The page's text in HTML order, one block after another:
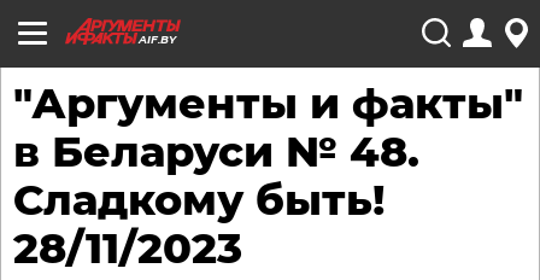
AIF.BY
"Аргументы и факты"
в Беларуси № 48.
Сладкому быть!
28/11/2023